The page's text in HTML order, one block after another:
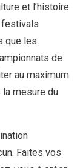
et l’histoire
festivals
que les
de
au maximum
mesure du
Faites vos